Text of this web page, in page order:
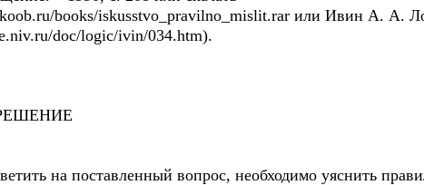
books/iskusstvo_pravilno_mislit.rar или Ивин А. А.
doc/logic/ivin/034.htm).
на поставленный вопрос, необходимо уяснить